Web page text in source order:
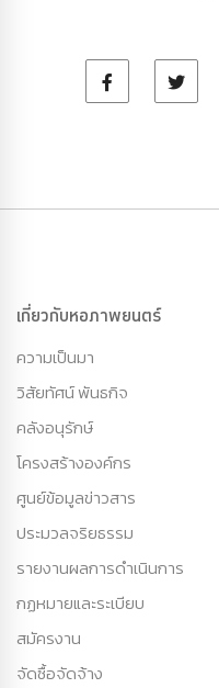
เกี่ยวกับหอภาพยนตร์
ความเป็นมา
วิสัยทัศน์ พันธกิจ
คลังอนุรักษ์
โครงสร้างองค์กร
ศูนย์ข้อมูลข่าวสาร
ประมวลจริยธรรม
รายงานผลการดำเนินการ
กฏหมายและระเบียบ
สมัครงาน
จัดซื้อจัดจ้าง